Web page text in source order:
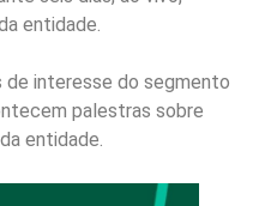
entidade.
interesse do segmento
palestras sobre
entidade.